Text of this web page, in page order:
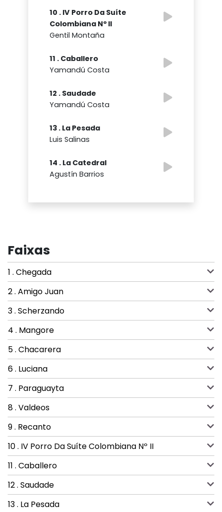
10 . IV Porro Da Suíte
Colombiana Nº II
Gentil Montaña
11 . Caballero
Yamandú Costa
12 . Saudade
Yamandú Costa
13 . La Pesada
Luis Salinas
14 . La Catedral
Agustín Barrios
Faixas
1 . Chegada
2 . Amigo Juan
3 . Scherzando
4 . Mangore
5 . Chacarera
6 . Luciana
7 . Paraguayta
8 . Valdeos
9 . Recanto
10 . IV Porro Da Suíte Colombiana Nº II
11 . Caballero
12 . Saudade
13 . La Pesada